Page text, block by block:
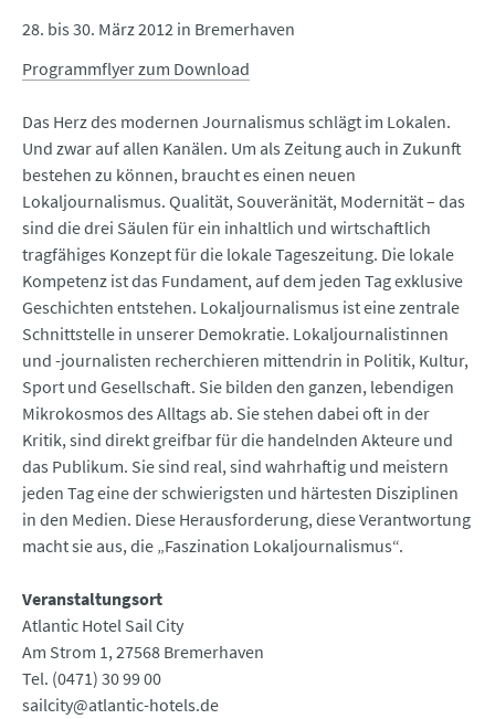
28. bis 30. März 2012 in Bremerhaven
Programmflyer zum Download
Das Herz des modernen Journalismus schlägt im Lokalen.
Und zwar auf allen Kanälen. Um als Zeitung auch in Zukunft
bestehen zu können, braucht es einen neuen
Lokaljournalismus. Qualität, Souveränität, Modernität – das
sind die drei Säulen für ein inhaltlich und wirtschaftlich
tragfähiges Konzept für die lokale Tageszeitung. Die lokale
Kompetenz ist das Fundament, auf dem jeden Tag exklusive
Geschichten entstehen. Lokaljournalismus ist eine zentrale
Schnittstelle in unserer Demokratie. Lokaljournalistinnen
und -journalisten recherchieren mittendrin in Politik, Kultur,
Sport und Gesellschaft. Sie bilden den ganzen, lebendigen
Mikrokosmos des Alltags ab. Sie stehen dabei oft in der
Kritik, sind direkt greifbar für die handelnden Akteure und
das Publikum. Sie sind real, sind wahrhaftig und meistern
jeden Tag eine der schwierigsten und härtesten Disziplinen
in den Medien. Diese Herausforderung, diese Verantwortung
macht sie aus, die „Faszination Lokaljournalismus“.
Veranstaltungsort
Atlantic Hotel Sail City
Am Strom 1, 27568 Bremerhaven
Tel. (0471) 30 99 00
sailcity@atlantic-hotels.de